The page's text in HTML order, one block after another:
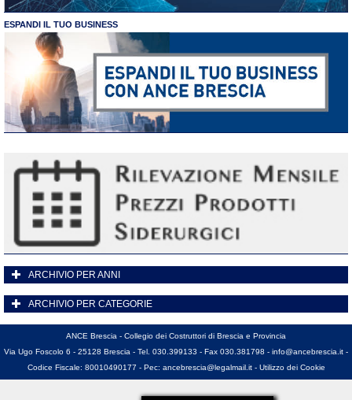
ESPANDI IL TUO BUSINESS
ARCHIVIO PER ANNI
ARCHIVIO PER CATEGORIE
ANCE Brescia - Collegio dei Costruttori di Brescia e Provincia
Via Ugo Foscolo 6 - 25128 Brescia - Tel. 030.399133 - Fax 030.381798 - info@ancebrescia.it -
Codice Fiscale: 80010490177 - Pec: ancebrescia@legalmail.it- Utilizzo dei Cookie